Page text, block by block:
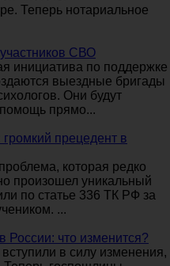
Теперь нотариальное
СВО
инициатива по поддержке
выездные бригады
Они будут
помощь прямо...
громкий прецедент в
которая редко
произошел уникальный
по статье 336 ТК РФ за
...
что изменится?
в силу изменения,